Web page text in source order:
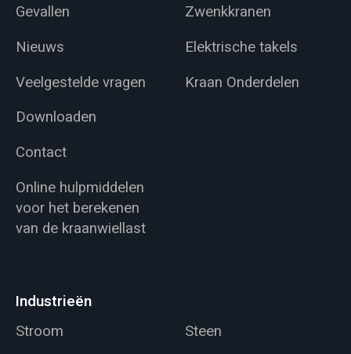
Gevallen
Nieuws
Veelgestelde vragen
Downloaden
Contact
Online hulpmiddelen
voor het berekenen
van de kraanwiellast
Zwenkkranen
Elektrische takels
Kraan Onderdelen
Industrieën
Stroom
Steen